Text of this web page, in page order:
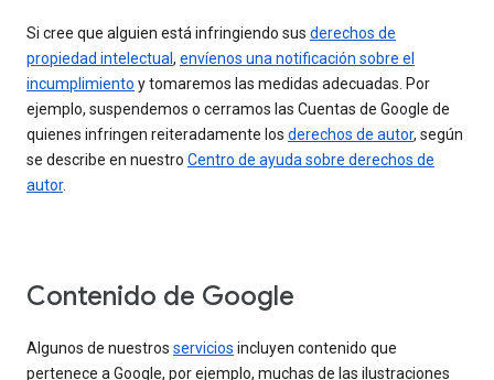
Si cree que alguien está infringiendo sus derechos de
propiedad intelectual , envíenos una notificación sobre el
incumplimiento y tomaremos las medidas adecuadas. Por
ejemplo, suspendemos o cerramos las Cuentas de Google de
quienes infringen reiteradamente los derechos de autor, según
se describe en nuestro Centro de ayuda sobre derechos de
autor.
Contenido de Google
Algunos de nuestros servicios incluyen contenido que
pertenece a Google, por ejemplo, muchas de las ilustraciones